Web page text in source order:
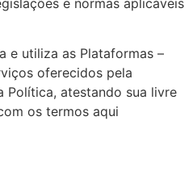
e utiliza as Plataformas –
oferecidos pela
Política, atestando sua livre
os termos aqui